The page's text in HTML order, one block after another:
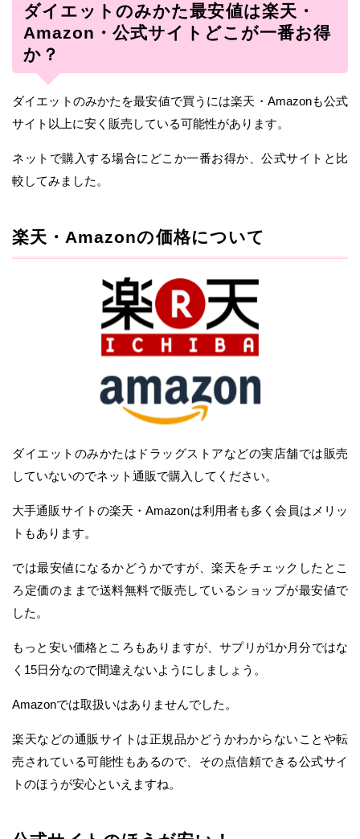
ダイエットのみかた最安値は楽天・
Amazon・公式サイトどこが一番お得
か？
ダイエットのみかたを最安値で買うには楽天・Amazonも公式
サイト以上に安く販売している可能性があります。
ネットで購入する場合にどこか一番お得か、公式サイトと比
較してみました。
楽天・Amazonの価格について
ダイエットのみかたはドラッグストアなどの実店舗では販売
していないのでネット通販で購入してください。
大手通販サイトの楽天・Amazonは利用者も多く会員はメリッ
トもあります。
では最安値になるかどうかですが、楽天をチェックしたとこ
ろ定価のままで送料無料で販売しているショップが最安値で
した。
もっと安い価格ところもありますが、サプリが1か月分ではな
く15日分なので間違えないようにしましょう。
Amazonでは取扱いはありませんでした。
楽天などの通販サイトは正規品かどうかわからないことや転
売されている可能性もあるので、その点信頼できる公式サイ
トのほうが安心といえますね。